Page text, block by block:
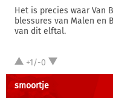
Het is precies waar Van
blessures van Malen en
van dit elftal.
+1/-0
smoortje